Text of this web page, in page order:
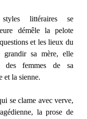
littéraires se
démêle la pelote
et les lieux du
sa mère, elle
des femmes de sa
et la sienne.
se clame avec verve,
la prose de